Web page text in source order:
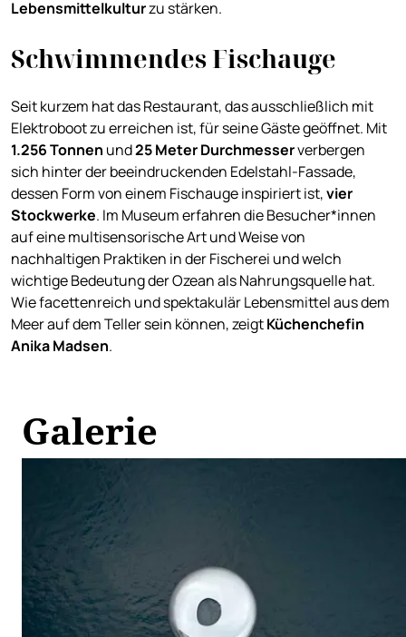
Lebensmittelkulturzu stärken.
Schwimmendes Fischauge
Seit kurzem hat das Restaurant, das ausschließlich mit
Elektroboot zu erreichen ist, für seine Gäste geöffnet. Mit
1.256 Tonnen und25 Meter Durchmesserverbergen
sich hinter der beeindruckenden Edelstahl-Fassade,
dessen Form von einem Fischauge inspiriert ist,vier
Stockwerke. Im Museum erfahren die Besucher*innen
auf eine multisensorische Art und Weise von
nachhaltigen Praktiken in der Fischerei und welch
wichtige Bedeutung der Ozean als Nahrungsquelle hat.
Wie facettenreich und spektakulär Lebensmittel aus dem
Meer auf dem Teller sein können, zeigtKüchenchefin
Anika Madsen.
Galerie